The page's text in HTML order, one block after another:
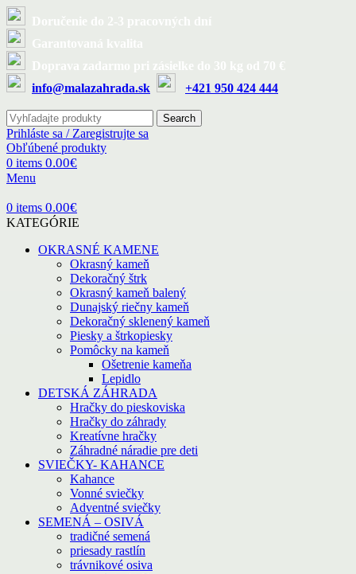
info@malazahrada.sk
+421 950 424 444
Search
Prihláste sa / Zaregistrujte sa
Obľúbené produkty
0 items 0.00€
Menu
0 items 0.00€
KATEGÓRIE
OKRASNÉ KAMENE
Okrasný kameň
Dekoračný štrk
Okrasný kameň balený
Dunajský riečny kameň
Dekoračný sklenený kameň
Piesky a štrkopiesky
Pomôcky na kameň
Ošetrenie kameňa
Lepidlo
DETSKÁ ZÁHRADA
Hračky do pieskoviska
Hračky do záhrady
Kreatívne hračky
Záhradné náradie pre deti
SVIEČKY- KAHANCE
Kahance
Vonné sviečky
Adventné sviečky
SEMENÁ – OSIVÁ
tradičné semená
priesady rastlín
trávnikové osiva